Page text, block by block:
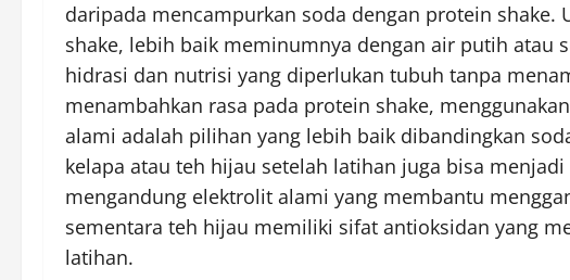
daripada mencampurkan soda dengan protein
shake, lebih baik meminumnya dengan air putih atau
hidrasi dan nutrisi yang diperlukan tubuh tanpa
menambahkan rasa pada protein shake,
alami adalah pilihan yang lebih baik dibandingkan
kelapa atau teh hijau setelah latihan juga bisa
mengandung elektrolit alami yang membantu
sementara teh hijau memiliki sifat antioksidan yang
latihan.